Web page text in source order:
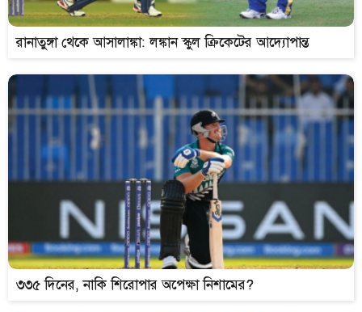
রানাতুঙ্গা থেকে আসালাঙ্কা: লঙ্কান স্কুল ক্রিকেটের আদ্যোপান্ত
৩৩৫ দিনের, নাকি শিরোপার অপেক্ষা নিশামের?